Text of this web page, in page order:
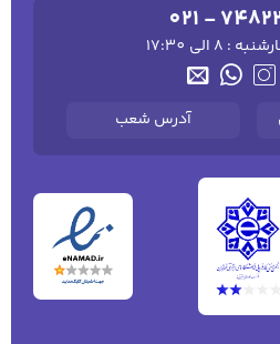
021 -
8 الی 17:30
آدرس شعب